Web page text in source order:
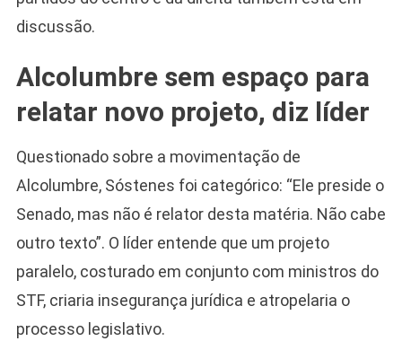
discussão.
Alcolumbre sem espaço para
relatar novo projeto, diz líder
Questionado sobre a movimentação de
Alcolumbre, Sóstenes foi categórico: “Ele preside o
Senado, mas não é relator desta matéria. Não cabe
outro texto”. O líder entende que um projeto
paralelo, costurado em conjunto com ministros do
STF, criaria insegurança jurídica e atropelaria o
processo legislativo.